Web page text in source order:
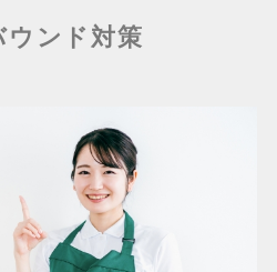
ウンド対策